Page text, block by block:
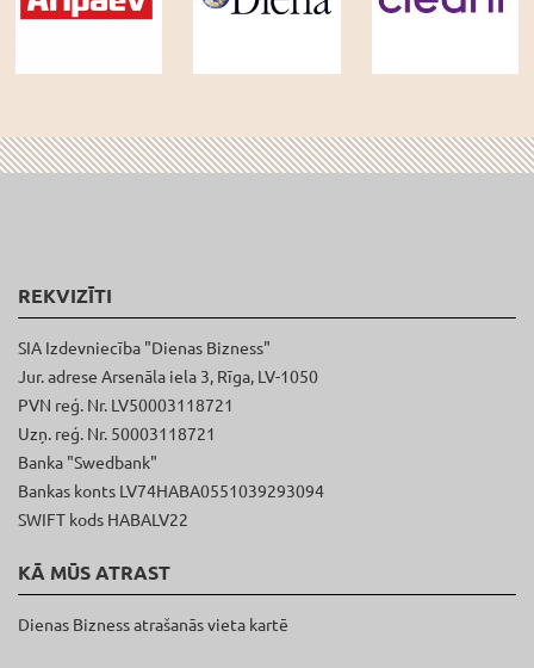
REKVIZĪTI
SIA Izdevniecība "Dienas Bizness"
Jur. adrese Arsenāla iela 3, Rīga, LV-1050
PVN reģ. Nr. LV50003118721
Uzņ. reģ. Nr. 50003118721
Banka "Swedbank"
Bankas konts LV74HABA0551039293094
SWIFT kods HABALV22
KĀ MŪS ATRAST
Dienas Bizness atrašanās vieta kartē